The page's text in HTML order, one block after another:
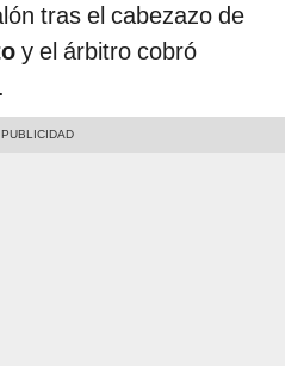
tras el cabezazo de
y el árbitro cobró